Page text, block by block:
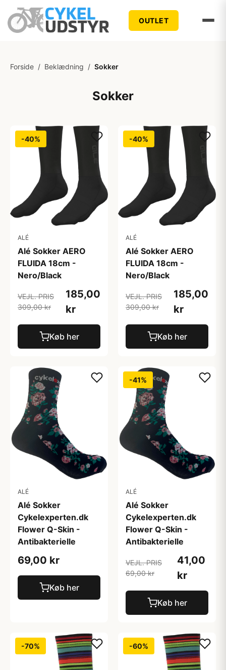
OUTLET
Forside / Beklædning / Sokker
Sokker
-40%
ALÉ
Alé Sokker AERO
FLUIDA 18cm -
Nero/Black
VEJL. PRIS
309,00 kr
185,00
kr
Køb her
-40%
ALÉ
Alé Sokker AERO
FLUIDA 18cm -
Nero/Black
VEJL. PRIS
309,00 kr
185,00
kr
Køb her
ALÉ
Alé Sokker
Cykelexperten.dk
Flower Q-Skin -
Antibakterielle
69,00 kr
Køb her
-41%
ALÉ
Alé Sokker
Cykelexperten.dk
Flower Q-Skin -
Antibakterielle
VEJL. PRIS
69,00 kr
41,00
kr
Køb her
-70% -60%